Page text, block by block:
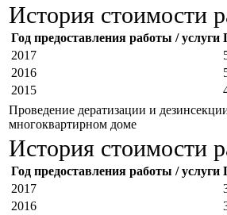
История стоимости
Год предоставления работы / услуги
2017
2016
2015
Проведение дератизации и
многоквартирном доме
История стоимости
Год предоставления работы / услуги
2017
2016